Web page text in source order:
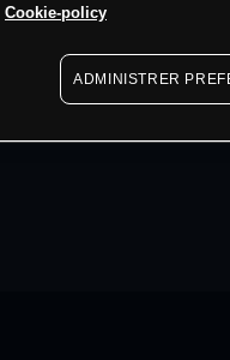
Cookie-policy
ADMINISTRER